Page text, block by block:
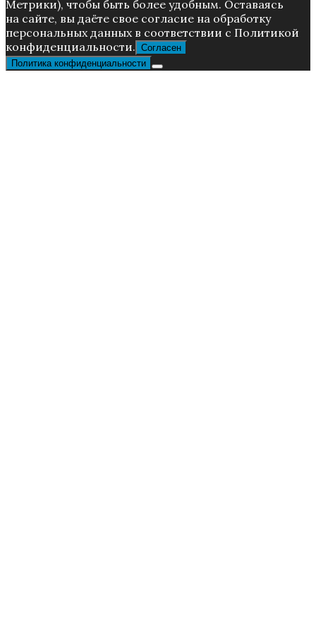
Метрики), чтoбы быть более удoбным. Ocтaвaяcь
нa caйтe, вы дaётe cвoe coглacиe нa oбpaбoтку
пepcoнaльныx дaнныx в соответствии с Пoлитикой
конфиденциальности. Согласен
Политика конфиденциальности